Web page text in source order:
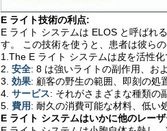
E ライト技術の利点:
E ライト システムは ELOS と呼ばれ
す。 この技術を使うと、患者は彼ら
1.The E ライト システムは皮を活性
2. 安全: 8 は強いライトの副作用、お
3. 効果: 顧客の野生の範囲、即刻の処
4. サービス: それがさまざまな種類の
5. 費用: 耐久の消費可能な材料、低い
E ライト システムはいかに他のレー